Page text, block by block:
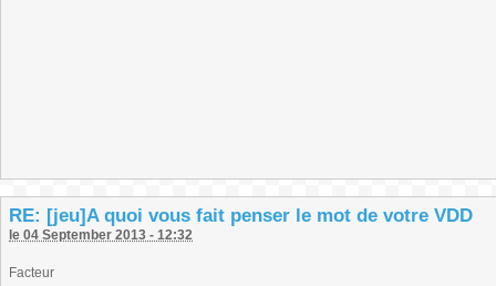
RE: [jeu]A quoi vous fait penser le mot de votre VDD
le 04 September 2013 - 12:32
Facteur